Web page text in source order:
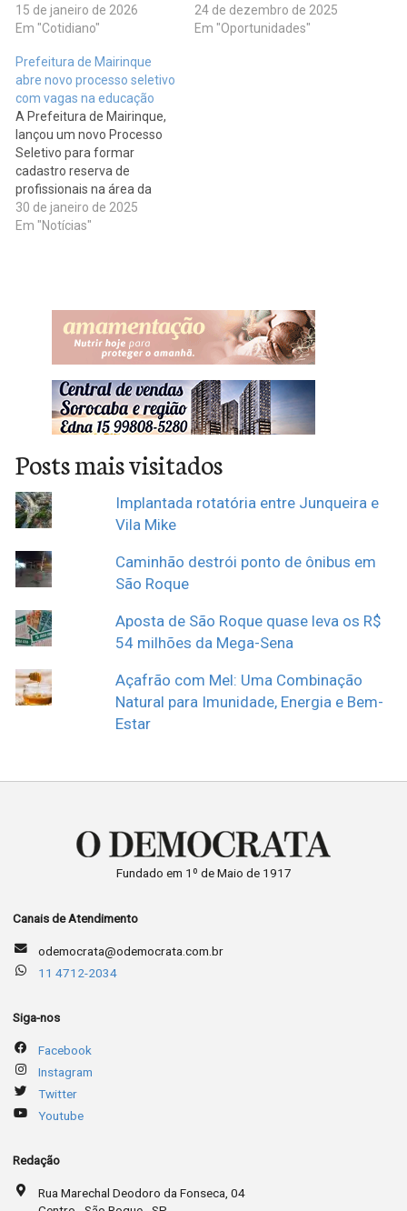
15 de janeiro de 2026
Em "Cotidiano"
24 de dezembro de 2025
Em "Oportunidades"
Prefeitura de Mairinque
abre novo processo seletivo
com vagas na educação
A Prefeitura de Mairinque,
lançou um novo Processo
Seletivo para formar
cadastro reserva de
profissionais na área da
educação. O objetivo é
contratar para diversos
Especial, Libras e Auxiliar de
Creche. Requisitos e
30 de janeiro de 2025
Em "Notícias"
Posts mais visitados
Implantada rotatória entre Junqueira e
Vila Mike
Caminhão destrói ponto de ônibus em
São Roque
Aposta de São Roque quase leva os R$
54 milhões da Mega-Sena
Açafrão com Mel: Uma Combinação
Natural para Imunidade, Energia e Bem-
Estar
Fundado em 1º de Maio de 1917
Canais de Atendimento
odemocrata@odemocrata.com.br
11 4712-2034
Siga-nos
Facebook
Instagram
Twitter
Youtube
Redação
Rua Marechal Deodoro da Fonseca, 04